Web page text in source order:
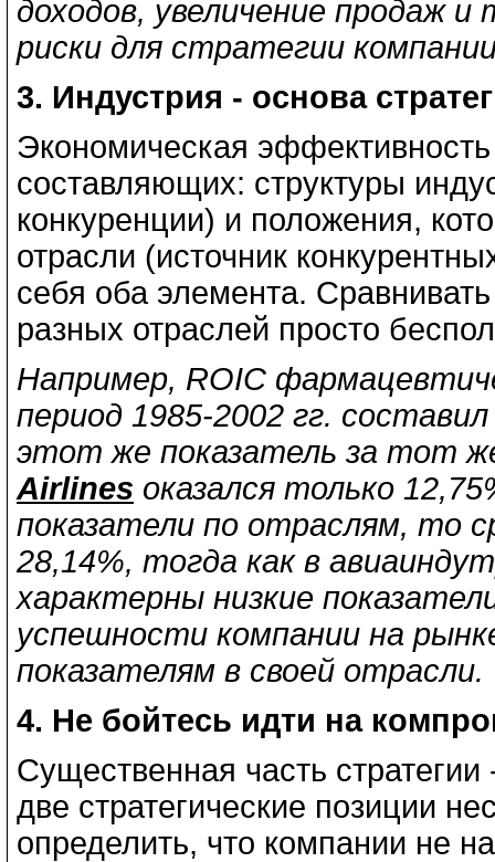
доходов, увеличение продаж
риски для стратегии
3. Индустрия - основа
Экономическая
составляющих: структуры
конкуренции) и положения,
отрасли (источник
себя оба элемента.
разных отраслей просто
Например, ROIC
период 1985-2002 гг.
этот же показатель за тот
Airlines оказался только
показатели по отраслям, то
28,14%, тогда как в
характерны низкие
успешности компании на
показателям в своей отрасли.
4. Не бойтесь идти на
Существенная часть
две стратегические позиции
определить, что компании не